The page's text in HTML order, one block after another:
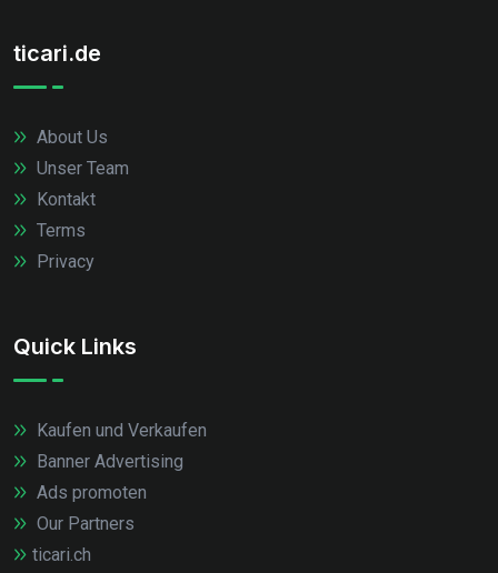
ticari.de
About Us
Unser Team
Kontakt
Terms
Privacy
Quick Links
Kaufen und Verkaufen
Banner Advertising
Ads promoten
Our Partners
ticari.ch